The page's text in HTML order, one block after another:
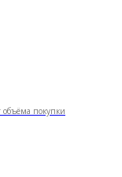
объёма покупки